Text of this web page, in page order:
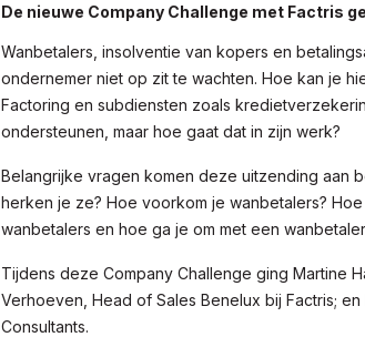
De nieuwe Company Challenge met Factris
Wanbetalers, insolventie van kopers en
ondernemer niet op zit te wachten. Hoe kan je
Factoring en subdiensten zoals
ondersteunen, maar hoe gaat dat in zijn werk?
Belangrijke vragen komen deze uitzending aan
herken je ze? Hoe voorkom je wanbetalers?
wanbetalers en hoe ga je om met een
Tijdens deze Company Challenge ging Martine
Verhoeven, Head of Sales Benelux bij Factris;
Consultants.